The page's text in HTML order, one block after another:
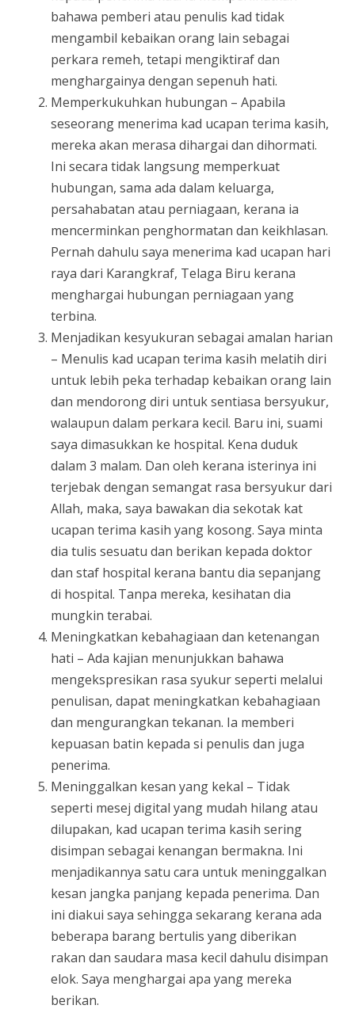
bahawa pemberi atau penulis kad tidak
mengambil kebaikan orang lain sebagai
perkara remeh, tetapi mengiktiraf dan
menghargainya dengan sepenuh hati.
Memperkukuhkan hubungan – Apabila
seseorang menerima kad ucapan terima kasih,
mereka akan merasa dihargai dan dihormati.
Ini secara tidak langsung memperkuat
hubungan, sama ada dalam keluarga,
persahabatan atau perniagaan, kerana ia
mencerminkan penghormatan dan keikhlasan.
Pernah dahulu saya menerima kad ucapan hari
raya dari Karangkraf, Telaga Biru kerana
menghargai hubungan perniagaan yang
terbina.
Menjadikan kesyukuran sebagai amalan harian
– Menulis kad ucapan terima kasih melatih diri
untuk lebih peka terhadap kebaikan orang lain
dan mendorong diri untuk sentiasa bersyukur,
walaupun dalam perkara kecil. Baru ini, suami
saya dimasukkan ke hospital. Kena duduk
dalam 3 malam. Dan oleh kerana isterinya ini
terjebak dengan semangat rasa bersyukur dari
Allah, maka, saya bawakan dia sekotak kat
ucapan terima kasih yang kosong. Saya minta
dia tulis sesuatu dan berikan kepada doktor
dan staf hospital kerana bantu dia sepanjang
di hospital. Tanpa mereka, kesihatan dia
mungkin terabai.
Meningkatkan kebahagiaan dan ketenangan
hati – Ada kajian menunjukkan bahawa
mengekspresikan rasa syukur seperti melalui
penulisan, dapat meningkatkan kebahagiaan
dan mengurangkan tekanan. Ia memberi
kepuasan batin kepada si penulis dan juga
penerima.
Meninggalkan kesan yang kekal – Tidak
seperti mesej digital yang mudah hilang atau
dilupakan, kad ucapan terima kasih sering
disimpan sebagai kenangan bermakna. Ini
menjadikannya satu cara untuk meninggalkan
kesan jangka panjang kepada penerima. Dan
ini diakui saya sehingga sekarang kerana ada
beberapa barang bertulis yang diberikan
rakan dan saudara masa kecil dahulu disimpan
elok. Saya menghargai apa yang mereka
berikan.